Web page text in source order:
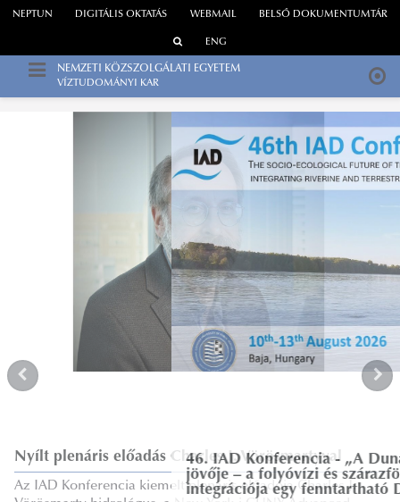
WEBMAIL
NEPTUN DIGITÁLIS OKTATÁS BELSŐ DOKUMENTUMTÁR
ENG
NEMZETI KÖZSZOLGÁLATI EGYETEM
VÍZTUDOMÁNYI KAR
46. IAD Konferencia - „A Duna társadalmi-ökológiai
jövője – a folyóvízi és szárazföldi rendszerek
integrációja egy fenntartható Duna érdekében.”